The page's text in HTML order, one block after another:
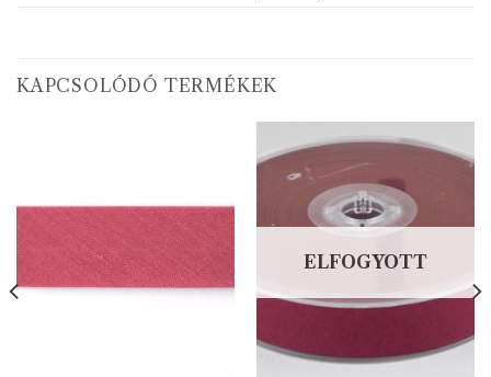
KAPCSOLÓDÓ TERMÉKEK
ELFOGYOTT